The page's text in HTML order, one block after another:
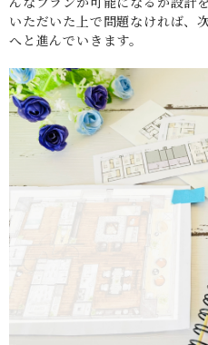
いただいた上で問題なければ、
へと進んでいきます。